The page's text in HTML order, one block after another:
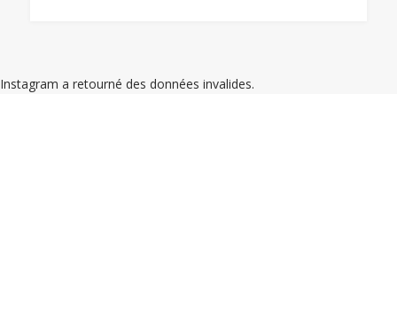
Instagram a retourné des données invalides.